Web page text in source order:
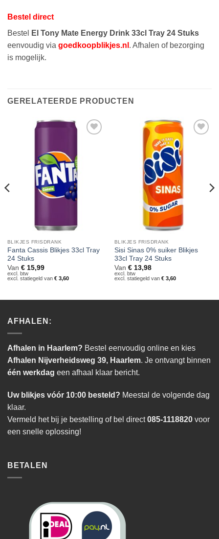
Bestel direct
Bestel
El Tony Mate Energy Drink 33cl Tray 24 Stuks
eenvoudig via goedkoopblikjes.nl . Afhalen of bezorging
is mogelijk.
GERELATEERDE PRODUCTEN
verlanglijst
BLIKJES FRISDRANK
Fanta Cassis Blikjes 33cl Tray
24 Stuks
Van €15,99
excl. btw
excl. statiegeld van €3,60
Toevoegen
verlanglijst
BLIKJES FRISDRANK
Sisi Sinas 0% suiker Blikjes
33cl Tray 24 Stuks
Van €13,98
excl. btw
excl. statiegeld van €3,60
AFHALEN:
Afhalen in Haarlem? Bestel eenvoudig online en kies
Afhalen Nijverheidsweg 39, Haarlem. Je ontvangt binnen
één werkdag een afhaal klaar bericht.
Uw blikjes vóór 10:00 besteld? Meestal de volgende dag
klaar.
Vermeld het bij je bestelling of bel direct085-1118820 voor
een snelle oplossing!
BETALEN